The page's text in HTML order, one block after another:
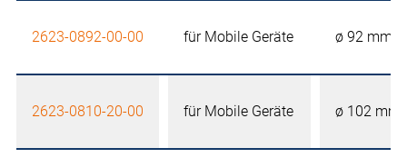
2623-0892-00-00 für Mobile Geräte ø 92 mm
2623-0810-20-00 für Mobile Geräte ø 102 mm